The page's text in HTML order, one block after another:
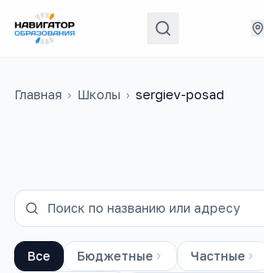
Главная › Школы › sergiev-posad
Все Бюджетные Частные